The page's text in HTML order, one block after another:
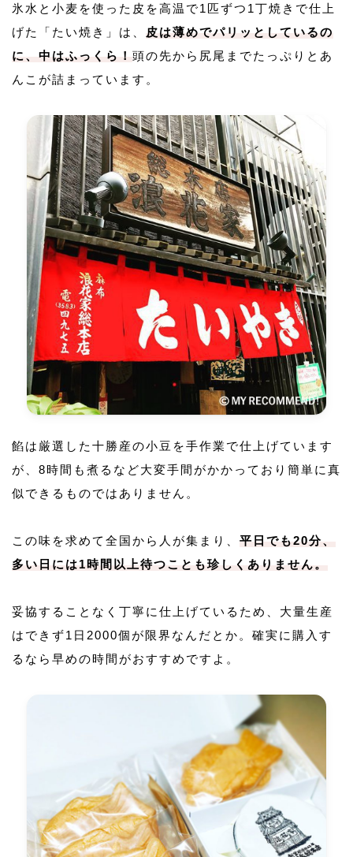
氷水と小麦を使った皮を高温で1匹ずつ1丁焼きで仕上
げた「たい焼き」は、 皮は薄めでパリッとしているの
に、中はふっくら！ 頭の先から尻尾までたっぷりとあ
んこが詰まっています。
餡は厳選した十勝産の小豆を手作業で仕上げています
が、8時間も煮るなど大変手間がかかっており簡単に真
似できるものではありません。
この味を求めて全国から人が集まり、 平日でも20分、
多い日には1時間以上待つことも珍しくありません。
妥協することなく丁寧に仕上げているため、大量生産
はできず1日2000個が限界なんだとか。確実に購入す
るなら早めの時間がおすすめですよ。